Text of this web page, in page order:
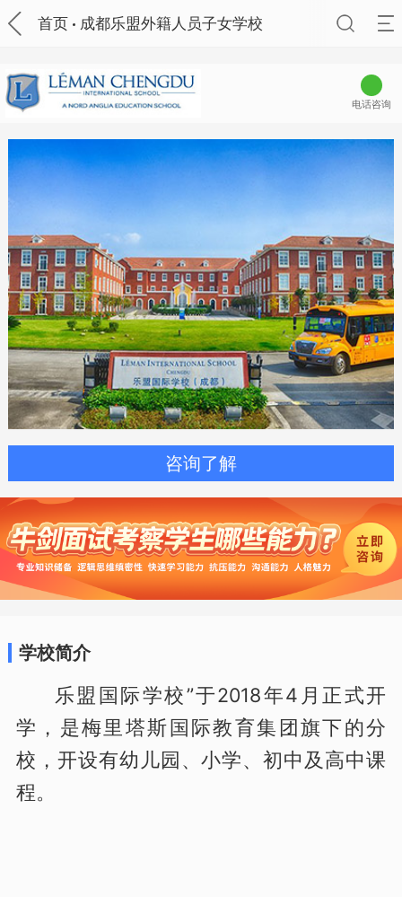
首页 成都乐盟外籍人员子女学校
电话咨询
咨询了解
学校简介
乐盟国际学校”于2018年4月正式开
学，是梅里塔斯国际教育集团旗下的分
校，开设有幼儿园、小学、初中及高中课
程。